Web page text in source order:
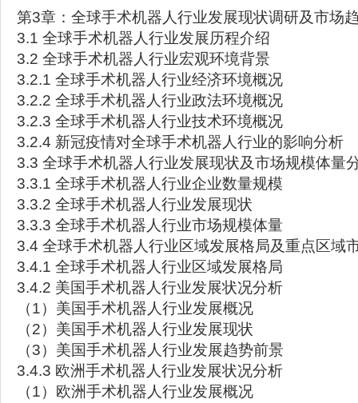
第3章：全球手术机器人行业发展现状调研及市场
3.1 全球手术机器人行业发展历程介绍
3.2 全球手术机器人行业宏观环境背景
3.2.1 全球手术机器人行业经济环境概况
3.2.2 全球手术机器人行业政法环境概况
3.2.3 全球手术机器人行业技术环境概况
3.2.4 新冠疫情对全球手术机器人行业的影响分析
3.3 全球手术机器人行业发展现状及市场规模体量
3.3.1 全球手术机器人行业企业数量规模
3.3.2 全球手术机器人行业发展现状
3.3.3 全球手术机器人行业市场规模体量
3.4 全球手术机器人行业区域发展格局及重点区域
3.4.1 全球手术机器人行业区域发展格局
3.4.2 美国手术机器人行业发展状况分析
（1）美国手术机器人行业发展概况
（2）美国手术机器人行业发展现状
（3）美国手术机器人行业发展趋势前景
3.4.3 欧洲手术机器人行业发展状况分析
（1）欧洲手术机器人行业发展概况